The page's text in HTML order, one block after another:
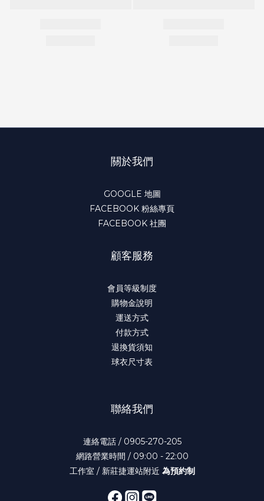
關於我們
GOOGLE 地圖
FACEBOOK 粉絲專頁
FACEBOOK 社團
顧客服務
會員等級制度
購物金說明
運送方式
付款方式
退換貨須知
球衣尺寸表
聯絡我們
連絡電話 / 0905-270-205
網路營業時間 / 09:00 - 22:00
工作室 / 新莊捷運站附近 為預約制